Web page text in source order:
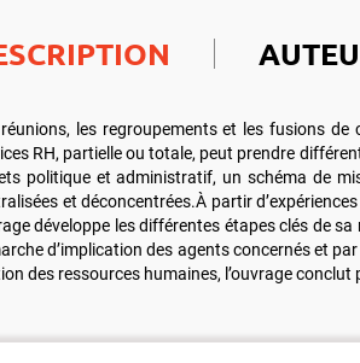
les regroupements et les fusions
RH, partielle ou totale, peut prendre
politique et administratif, un schéma de
et déconcentrées.À partir
développe les différentes étapes clés de
d’implication des agents concernés et
des ressources humaines, l’ouvrage